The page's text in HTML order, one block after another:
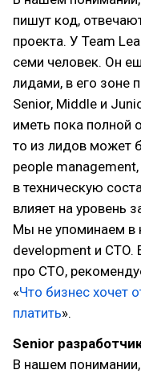
пишут код,
проекта. У Team
семи человек. Он
лидами, в его зоне
Senior, Middle и
иметь пока полной
то из лидов может
people
в техническую
влияет на уровень
Мы не упоминаем в
development и
про СТО,
«Что бизнес хочет
платить».
Senior
В нашем